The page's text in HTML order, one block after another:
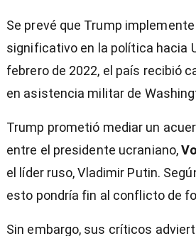
Se prevé que Trump
significativo en la política hacia
febrero de 2022, el país recibió
en asistencia militar de
Trump prometió mediar un
entre el presidente ucraniano,
el líder ruso, Vladimir Putin.
esto pondría fin al conflicto de
Sin embargo, sus críticos